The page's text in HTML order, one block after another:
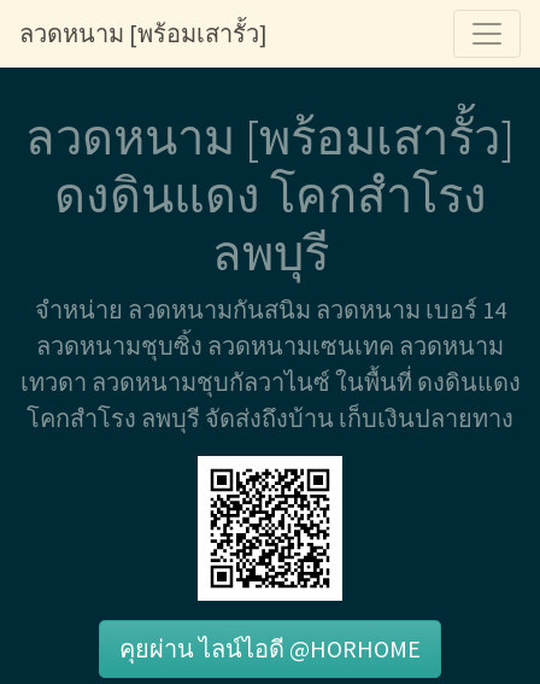
ลวดหนาม [พร้อมเสารั้ว]
ลวดหนาม [พร้อมเสารั้ว]
ดงดินแดง โคกสำโรง
ลพบุรี
จำหน่าย ลวดหนามกันสนิม ลวดหนาม เบอร์ 14
ลวดหนามชุบซิ้ง ลวดหนามเซนเทค ลวดหนาม
เทวดา ลวดหนามชุบกัลวาไนซ์ ในพื้นที่ ดงดินแดง
โคกสำโรง ลพบุรี จัดส่งถึงบ้าน เก็บเงินปลายทาง
คุยผ่าน ไลน์ไอดี @HORHOME